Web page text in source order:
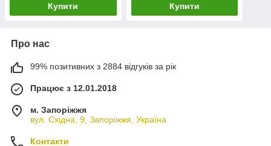
Купити Купити
Про нас
99% позитивних з 2884 відгуків за рік
Працює з 12.01.2018
м. Запоріжжя
вул. Східна, 9, Запоріжжя, Україна
Контакти